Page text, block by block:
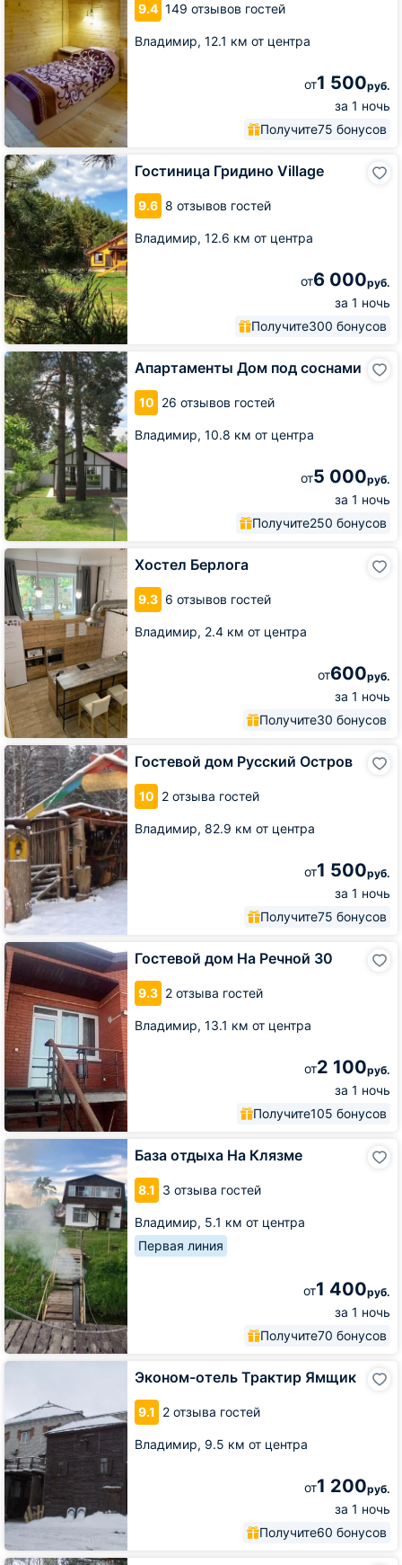
9.4 149 отзывов гостей
Владимир, 12.1 км от центра
от1 500руб.
за 1 ночь
Получите75 бонусов
Гостиница Гридино Village
9.6 8 отзывов гостей
Владимир, 12.6 км от центра
от6 000руб.
за 1 ночь
Получите300 бонусов
Гостиница
Гридино
Village
Апартаменты Дом под соснами
10 26 отзывов гостей
Владимир, 10.8 км от центра
от5 000руб.
за 1 ночь
Получите250 бонусов
Апартаменты
Дом
под
соснами
Хостел Берлога
9.3 6 отзывов гостей
Владимир, 2.4 км от центра
от600руб.
за 1 ночь
Получите30 бонусов
Хостел
Берлога
Гостевой дом Русский Остров
10 2 отзыва гостей
Владимир, 82.9 км от центра
от1 500руб.
за 1 ночь
Получите75 бонусов
Гостевой
дом
Русский
Остров
Гостевой дом На Речной 30
9.3 2 отзыва гостей
Владимир, 13.1 км от центра
от2 100руб.
за 1 ночь
Получите105 бонусов
Гостевой
дом
На
Речной
30
База отдыха На Клязме
8.1 3 отзыва гостей
Владимир, 5.1 км от центра
Первая линия
от1 400руб.
за 1 ночь
Получите70 бонусов
База
отдыха
На
Клязме
Эконом-отель Трактир Ямщик
9.1 2 отзыва гостей
Владимир, 9.5 км от центра
от1 200руб.
за 1 ночь
Получите60 бонусов
Эконом-
Трактир
Ямщик